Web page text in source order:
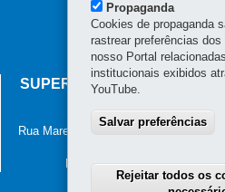
Navegação
principal
SUPERINTENDÊNCIA-
Rua Marechal Deodoro, 806, 13º andar
Horário de atendimento:
Propaganda
Cookies de propaganda
rastrear preferências
nosso Portal
institucionais exibidos
YouTube.
Salvar preferências
Rejeitar todos os